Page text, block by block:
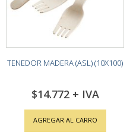
TENEDOR MADERA (ASL) (10X100)
$14.772
AGREGAR AL CARRO